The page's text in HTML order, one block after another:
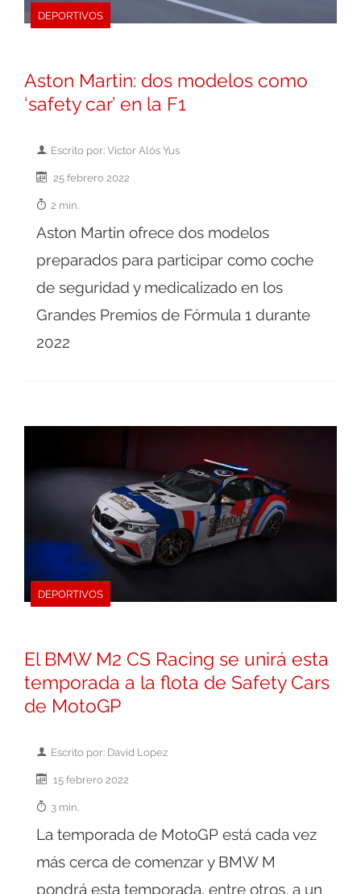
DEPORTIVOS
Aston Martin: dos modelos como
‘safety car’ en la F1
Escrito por: Victor Alós Yus
25 febrero 2022
2 min.
Aston Martin ofrece dos modelos
preparados para participar como coche
de seguridad y medicalizado en los
Grandes Premios de Fórmula 1 durante
2022
DEPORTIVOS
El BMW M2 CS Racing se unirá esta
temporada a la flota de Safety Cars
de MotoGP
Escrito por: David Lopez
15 febrero 2022
3 min.
La temporada de MotoGP está cada vez
más cerca de comenzar y BMW M
pondrá esta temporada, entre otros, a un